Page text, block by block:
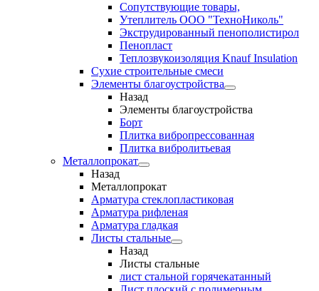
Сопутствующие товары,
Утеплитель ООО "ТехноНиколь"
Экструдированный пенополистирол
Пенопласт
Теплозвукоизоляция Knauf Insulation
Сухие строительные смеси
Элементы благоустройства
Назад
Элементы благоустройства
Борт
Плитка вибропрессованная
Плитка вибролитьевая
Металлопрокат
Назад
Металлопрокат
Арматура стеклопластиковая
Арматура рифленая
Арматура гладкая
Листы стальные
Назад
Листы стальные
лист стальной горячекатанный